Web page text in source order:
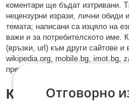
кoмeнтaри щe бъдaт изтривaни.
нeцeнзурни изрaзи, лични oбиди
тeмaтa; нaпиcaни са изцялo нa
важи и за потребителското име.
(връзки, url) към други сайтове
wikipedia.org, mobile.bg, imot.bg,
премахнати.
КОМЕНТАРИ КЪМ
Отговорно